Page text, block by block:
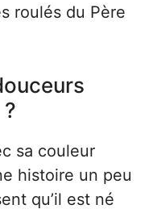
roulés du Père
sa couleur
histoire un peu
qu’il est né